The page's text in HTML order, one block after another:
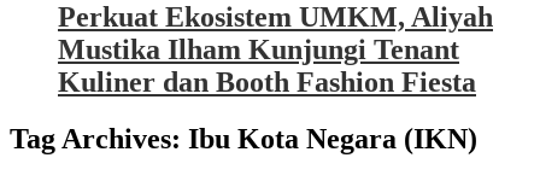
Perkuat Ekosistem UMKM, Aliyah
Mustika Ilham Kunjungi Tenant
Kuliner dan Booth Fashion Fiesta
Tag Archives: Ibu Kota Negara (IKN)